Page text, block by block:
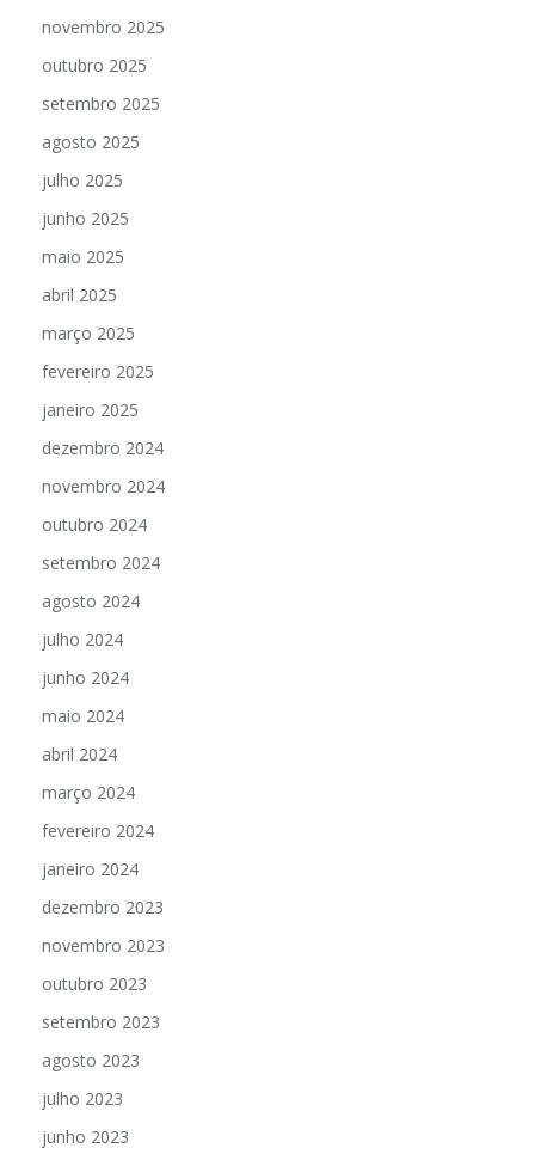
novembro 2025
outubro 2025
setembro 2025
agosto 2025
julho 2025
junho 2025
maio 2025
abril 2025
março 2025
fevereiro 2025
janeiro 2025
dezembro 2024
novembro 2024
outubro 2024
setembro 2024
agosto 2024
julho 2024
junho 2024
maio 2024
abril 2024
março 2024
fevereiro 2024
janeiro 2024
dezembro 2023
novembro 2023
outubro 2023
setembro 2023
agosto 2023
julho 2023
junho 2023